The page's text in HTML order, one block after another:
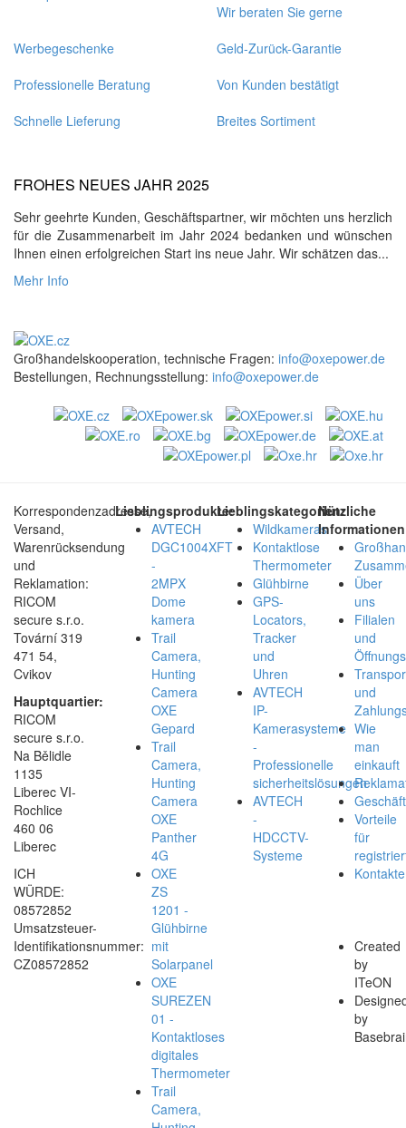
Wir beraten Sie gerne
Werbegeschenke
Geld-Zurück-Garantie
Professionelle Beratung
Von Kunden bestätigt
Schnelle Lieferung
Breites Sortiment
FROHES NEUES JAHR 2025
Sehr geehrte Kunden, Geschäftspartner, wir möchten uns herzlich
für die Zusammenarbeit im Jahr 2024 bedanken und wünschen
Ihnen einen erfolgreichen Start ins neue Jahr. Wir schätzen das...
Mehr Info
Großhandelskooperation, technische Fragen: info@oxepower.de
Bestellungen, Rechnungsstellung: info@oxepower.de
Korrespondenzadresse,
Versand,
Warenrücksendung
und
Reklamation:
RICOM
secure s.r.o.
Tovární 319
471 54,
Cvikov
Hauptquartier:
RICOM
secure s.r.o.
Na Bělidle
1135
Liberec VI-
Rochlice
460 06
Liberec
ICH
WÜRDE:
08572852
Umsatzsteuer-
Identifikationsnummer:
CZ08572852
Lieblingsprodukte:
AVTECH
DGC1004XFT
-
2MPX
Dome
kamera
Trail
Camera,
Hunting
Camera
OXE
Gepard
Trail
Camera,
Hunting
Camera
OXE
Panther
4G
OXE
ZS
1201 -
Glühbirne
mit
Solarpanel
OXE
SUREZEN
01 -
Kontaktloses
digitales
Thermometer
Trail
Camera,
Lieblingskategorien:
Wildkameras
Kontaktlose
Thermometer
Glühbirne
GPS-
Locators,
Tracker
und
Uhren
AVTECH
IP-
Kamerasysteme
-
Professionelle
sicherheitslösungen
AVTECH
-
HDCCTV-
Systeme
Nützliche
Über
uns
Filialen
und
und
Wie
man
einkauft
Vorteile
für
Kontakte
Created
by
ITeON
by